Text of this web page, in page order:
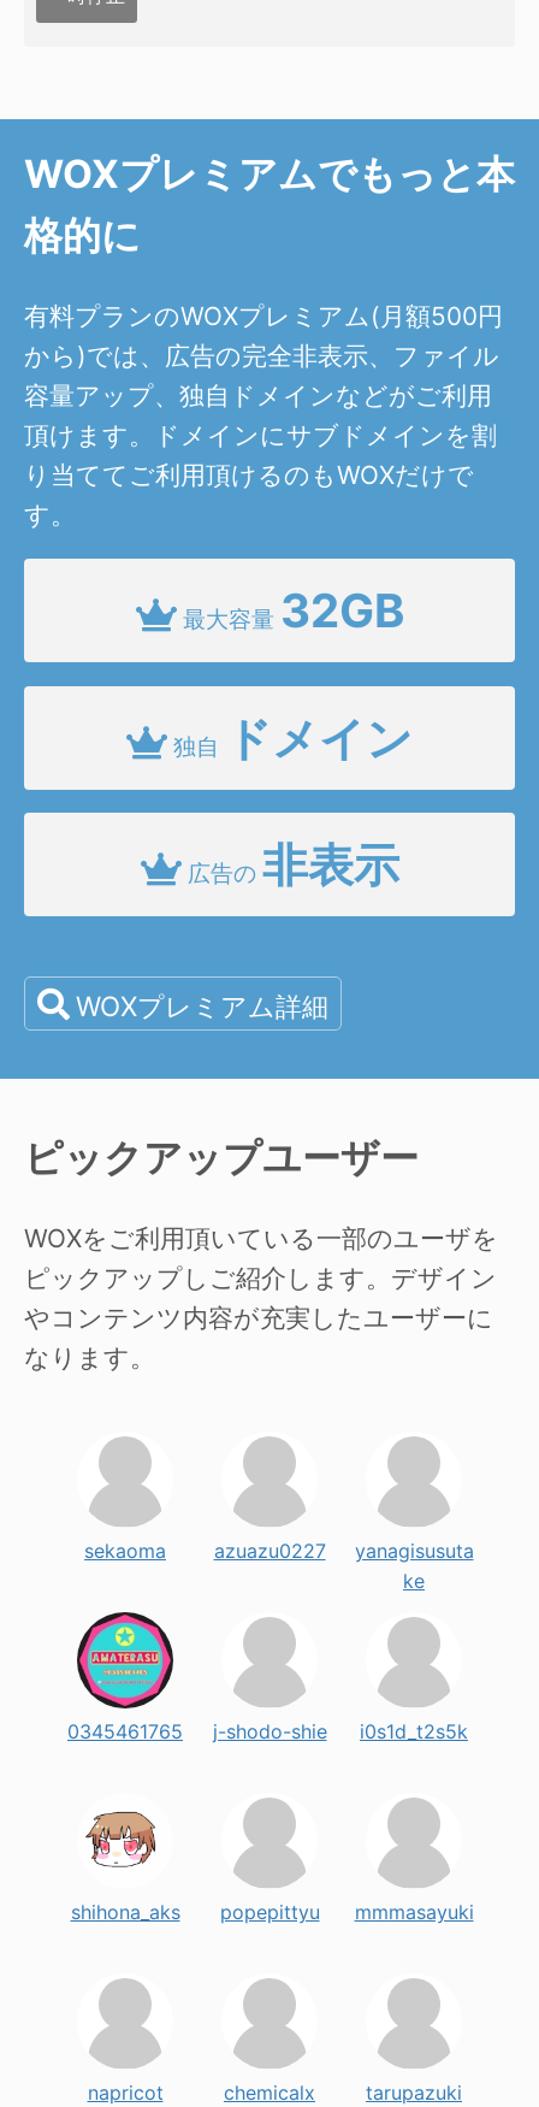
WOXプレミアムでもっと本
格的に
有料プランのWOXプレミアム(月額500円
から)では、広告の完全非表示、ファイル
容量アップ、独自ドメインなどがご利用
頂けます。ドメインにサブドメインを割
り当ててご利用頂けるのもWOXだけで
す。
最大容量 32GB
独自 ドメイン
広告の 非表示
WOXプレミアム詳細
ピックアップユーザー
WOXをご利用頂いている一部のユーザを
ピックアップしご紹介します。デザイン
やコンテンツ内容が充実したユーザーに
なります。
sekaoma azuazu0227
yanagisusuta
ke
0345461765 j-shodo-shie i0s1d_t2s5k
shihona_aks popepittyu mmmasayuki
napricot chemicalx tarupazuki